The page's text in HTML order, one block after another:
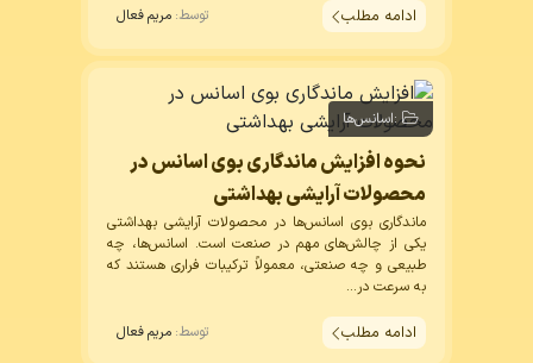
ادامه مطلب توسط: مریم فعال
:اسانس‌ها
نحوه افزایش ماندگاری بوی اسانس در
محصولات آرایشی بهداشتی
ماندگاری بوی اسانس‌ها در محصولات آرایشی بهداشتی
یکی از چالش‌های مهم در صنعت است. اسانس‌ها، چه
طبیعی و چه صنعتی، معمولاً ترکیبات فراری هستند که
به سرعت در...
ادامه مطلب توسط: مریم فعال